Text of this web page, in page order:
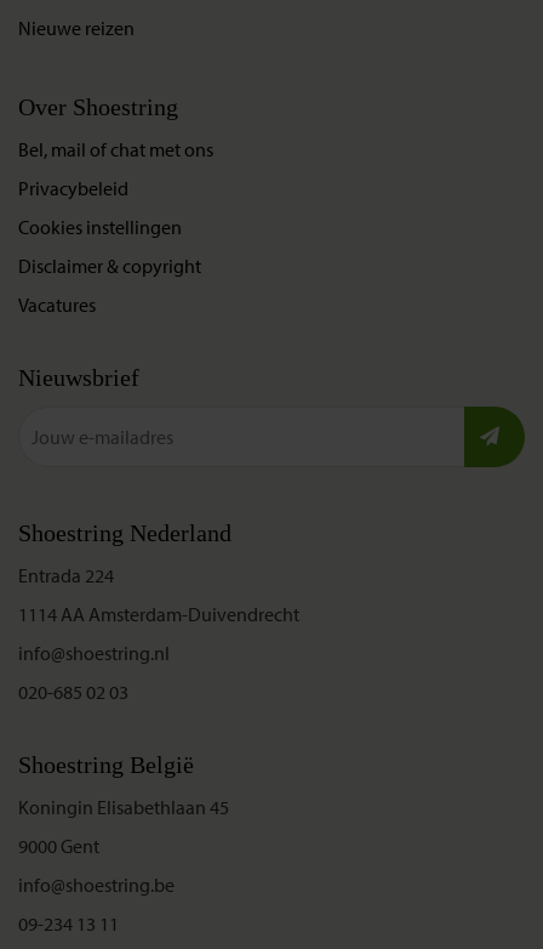
Nieuwe reizen
Over Shoestring
Bel, mail of chat met ons
Privacybeleid
Cookies instellingen
Disclaimer & copyright
Vacatures
Nieuwsbrief
Shoestring Nederland
Entrada 224
1114 AA Amsterdam-Duivendrecht
info@shoestring.nl
020-685 02 03
Shoestring België
Koningin Elisabethlaan 45
9000 Gent
info@shoestring.be
09-234 13 11